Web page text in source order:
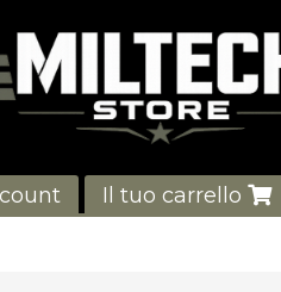
Il tuo carrello